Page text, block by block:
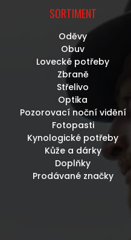
SORTIMENT
Oděvy
Obuv
Lovecké potřeby
Zbraně
Střelivo
Optika
Pozorovací noční vidění
Fotopasti
Kynologické potřeby
Kůže a dárky
Doplňky
Prodávané značky